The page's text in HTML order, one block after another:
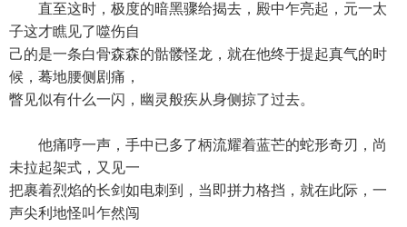
直至这时，极度的暗黑骤给揭去，殿中乍亮起，元一太
子这才瞧见了噬伤自
己的是一条白骨森森的骷髅怪龙，就在他终于提起真气的时
候，蓦地腰侧剧痛，
瞥见似有什么一闪，幽灵般疾从身侧掠了过去。
他痛哼一声，手中已多了柄流耀着蓝芒的蛇形奇刃，尚
未拉起架式，又见一
把裹着烈焰的长剑如电刺到，当即拼力格挡，就在此际，一
声尖利地怪叫乍然闯